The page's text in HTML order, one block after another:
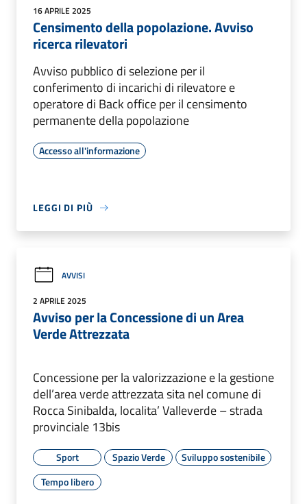
16 APRILE 2025
Censimento della popolazione. Avviso
ricerca rilevatori
Avviso pubblico di selezione per il
conferimento di incarichi di rilevatore e
operatore di Back office per il censimento
permanente della popolazione
Accesso all'informazione
LEGGI DI PIÙ
AVVISI
2 APRILE 2025
Avviso per la Concessione di un Area
Verde Attrezzata
Concessione per la valorizzazione e la gestione
dell’area verde attrezzata sita nel comune di
Rocca Sinibalda, localita’ Valleverde – strada
provinciale 13bis
Sport Spazio Verde
Sviluppo sostenibile
Tempo libero